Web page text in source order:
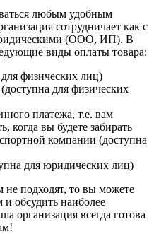
любым удобным
сотрудничает как с
(ООО, ИП). В
виды оплаты товара:
физических лиц)
для физических
платежа, т.е. вам
когда вы будете забирать
компании (доступна
для юридических лиц)
подходят, то вы можете
и обсудить наиболее
организация всегда готова